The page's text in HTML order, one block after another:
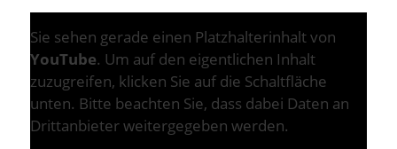
Sie sehen gerade einen Platzhalterinhalt von
YouTube. Um auf den eigentlichen Inhalt
zuzugreifen, klicken Sie auf die Schaltfläche
unten. Bitte beachten Sie, dass dabei Daten an
Drittanbieter weitergegeben werden.